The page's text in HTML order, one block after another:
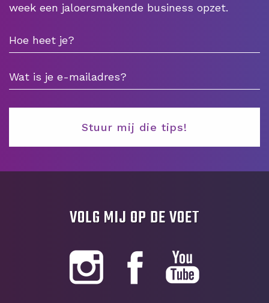
week een jaloersmakende business opzet.
VOLG MIJ OP DE VOET